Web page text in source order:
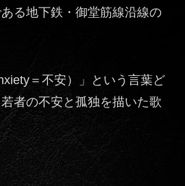
る地下鉄・御堂筋線沿線の
＝不安）」という言葉ど
者の不安と孤独を描いた歌